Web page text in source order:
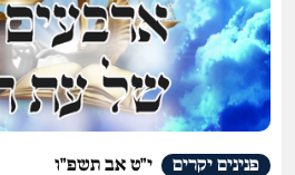
י"ט אב תשפ"ו פנינים יקרים